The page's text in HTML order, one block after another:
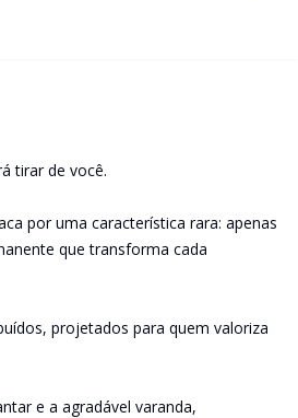
tirar de você.
por uma característica rara: apenas
que transforma cada
projetados para quem valoriza
e a agradável varanda,